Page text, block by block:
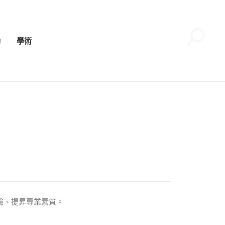
學術
提昇專業素質。